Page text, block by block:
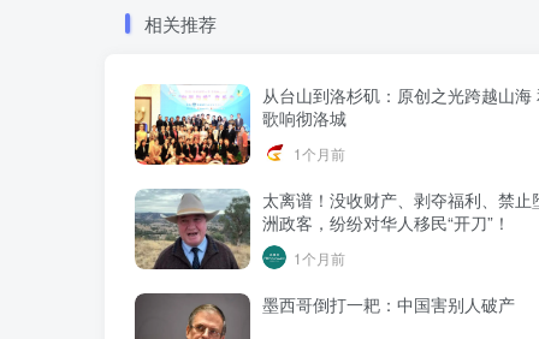
相关推荐
从台山到洛杉矶：原创之光跨越山海
歌响彻洛城
1个月前
太离谱！没收财产、剥夺福利、禁
洲政客，纷纷对华人移民“开刀”！
1个月前
墨西哥倒打一耙：中国害别人破产